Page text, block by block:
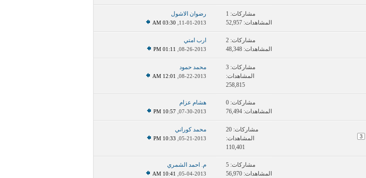
مشاركات: 1
المشاهدات: 52,957
رضوان الاشول
11-01-2013,
03:30 AM
مشاركات:2
المشاهدات: 48,348
ارب امتي
08-26-2013,
01:11 PM
مشاركات:3
المشاهدات:
258,815
محمد حمود
08-22-2013,
12:01 AM
مشاركات:0
المشاهدات: 76,494
هشام عزام
07-30-2013,
10:57 PM
3
مشاركات:20
المشاهدات:
110,401
محمد كوراني
05-21-2013,
10:33 PM
مشاركات:5
المشاهدات: 56,970
م. احمد الشمري
05-04-2013,
10:41 AM